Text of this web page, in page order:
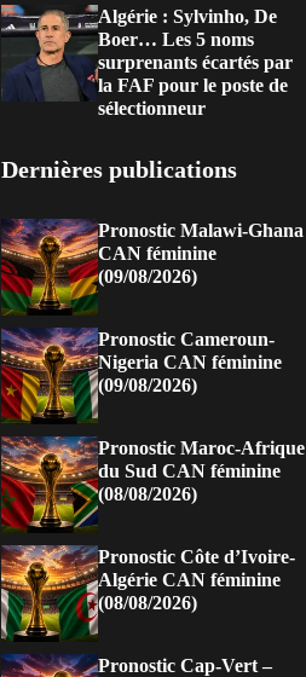
Algérie : Sylvinho, De
Boer… Les 5 noms
surprenants écartés par
la FAF pour le poste de
sélectionneur
Dernières publications
Pronostic Malawi-Ghana
CAN féminine
(09/08/2026)
Pronostic Cameroun-
Nigeria CAN féminine
(09/08/2026)
Pronostic Maroc-Afrique
du Sud CAN féminine
(08/08/2026)
Pronostic Côte d’Ivoire-
Algérie CAN féminine
(08/08/2026)
Pronostic Cap-Vert –